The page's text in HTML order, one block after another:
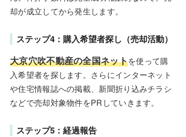
却が成立してから発生します。
ステップ4：購入希望者探し（売却活動）
大京穴吹不動産の全国ネットを使って購
入希望者を探します。さらにインターネット
や住宅情報誌への掲載、新聞折り込みチラシ
などで売却対象物件をPRしていきます。
ステップ5：経過報告